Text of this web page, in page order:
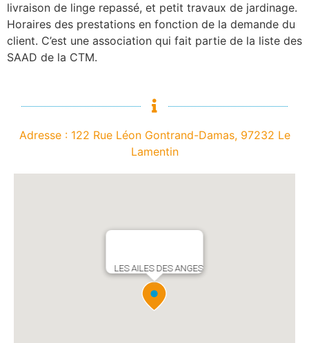
livraison de linge repassé, et petit travaux de jardinage.
Horaires des prestations en fonction de la demande du
client. C’est une association qui fait partie de la liste des
SAAD de la CTM.
Adresse : 122 Rue Léon Gontrand-Damas, 97232 Le
Lamentin
LES AILES DES ANGES